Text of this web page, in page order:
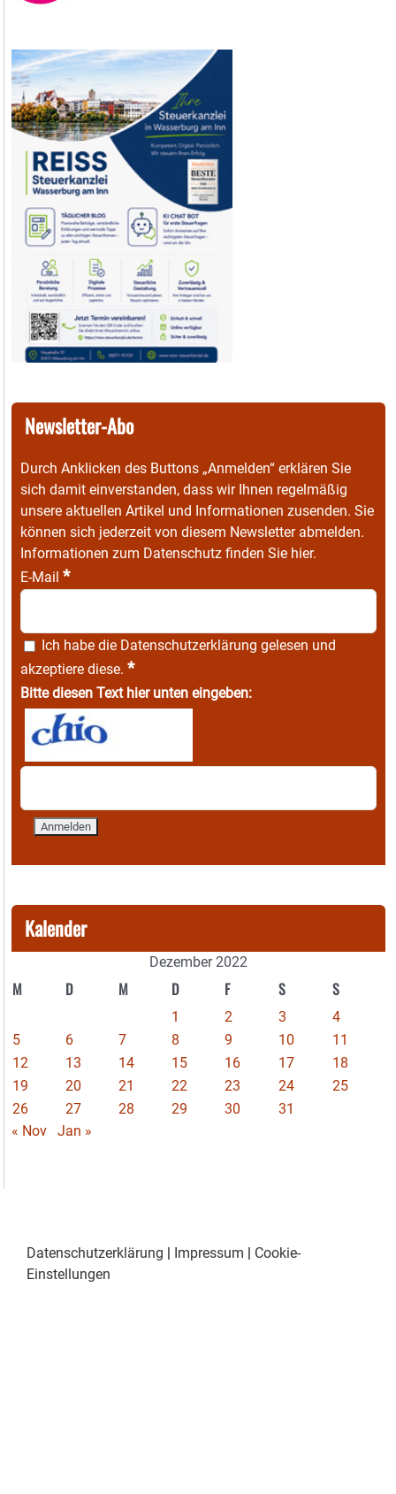
Newsletter-Abo
Durch Anklicken des Buttons „Anmelden“ erklären Sie
sich damit einverstanden, dass wir Ihnen regelmäßig
unsere aktuellen Artikel und Informationen zusenden. Sie
können sich jederzeit von diesem Newsletter abmelden.
Informationen zum Datenschutz finden Sie hier.
E-Mail *
Ich habe die Datenschutzerklärung gelesen und
akzeptiere diese. *
Bitte diesen Text hier unten eingeben:
Kalender
Dezember 2022
M D M D F S S
1 2 3
4
5
6 7 8 9 10
11
12
13 14 15 16 17
18
19
20 21 22 23 24
25
26
27 28 29 30
31
« Nov
Jan »
Datenschutzerklärung | Impressum | Cookie-
Einstellungen